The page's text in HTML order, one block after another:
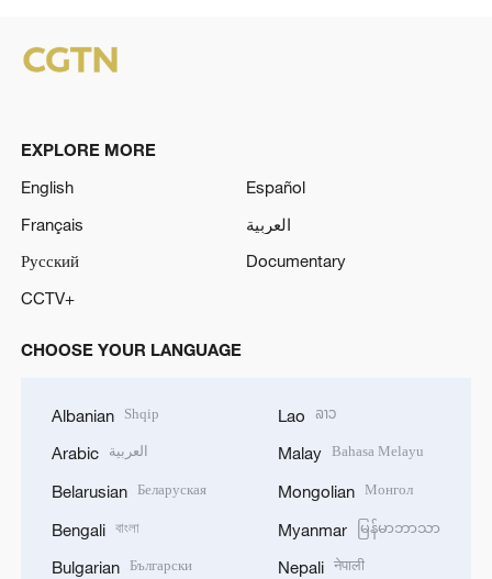
EXPLORE MORE
English
Español
Français
العربية
Русский
Documentary
CCTV+
CHOOSE YOUR LANGUAGE
Albanian Shqip
Arabic العربية
Belarusian Беларуская
Bengali বাংলা
Bulgarian Български
Lao ລາວ
Malay Bahasa Melayu
Mongolian Монгол
Myanmar မြန်မာဘာသာ
Nepali नेपाली